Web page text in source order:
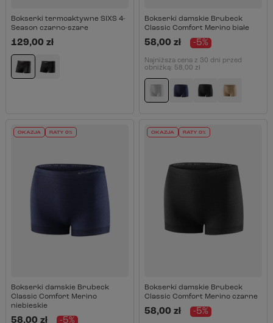
Bokserki termoaktywne SIXS 4-
Season czarno-szare
129,00 zł
Bokserki damskie Brubeck
Classic Comfort Merino białe
58,00 zł -5%
Najniższa cena z 30 dni przed
obniżką: 58,00 zł
OKAZJA RATY 0%
Bokserki damskie Brubeck
Classic Comfort Merino
niebieskie
58,00 zł -5%
OKAZJA RATY 0%
Bokserki damskie Brubeck
Classic Comfort Merino czarne
58,00 zł -5%